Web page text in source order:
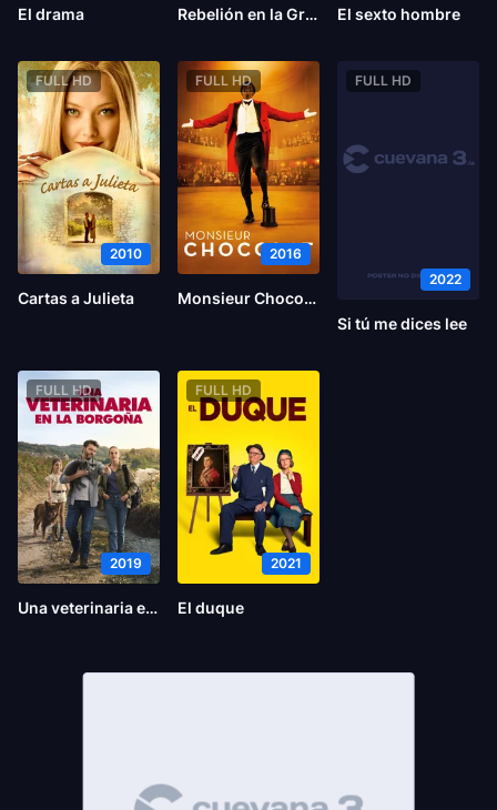
El drama Rebelión en la Granja El sexto hombre
FULL HD
2010
Cartas a Julieta
FULL HD
2016
Monsieur Chocolat
FULL HD
2022
Si tú me dices lee
FULL HD
2019
Una veterinaria en la Borgoña
FULL HD
2021
El duque